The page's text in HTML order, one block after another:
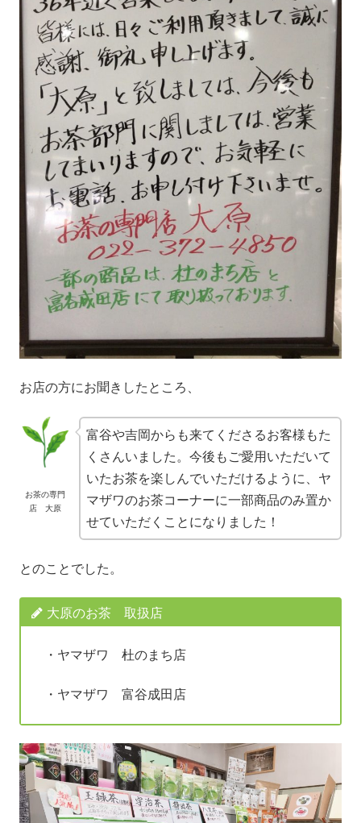
お店の方にお聞きしたところ、
お茶の専門
店 大原
富谷や吉岡からも来てくださるお客様もた
くさんいました。今後もご愛用いただいて
いたお茶を楽しんでいただけるように、ヤ
マザワのお茶コーナーに一部商品のみ置か
せていただくことになりました！
とのことでした。
大原のお茶 取扱店
・ヤマザワ 杜のまち店
・ヤマザワ 富谷成田店